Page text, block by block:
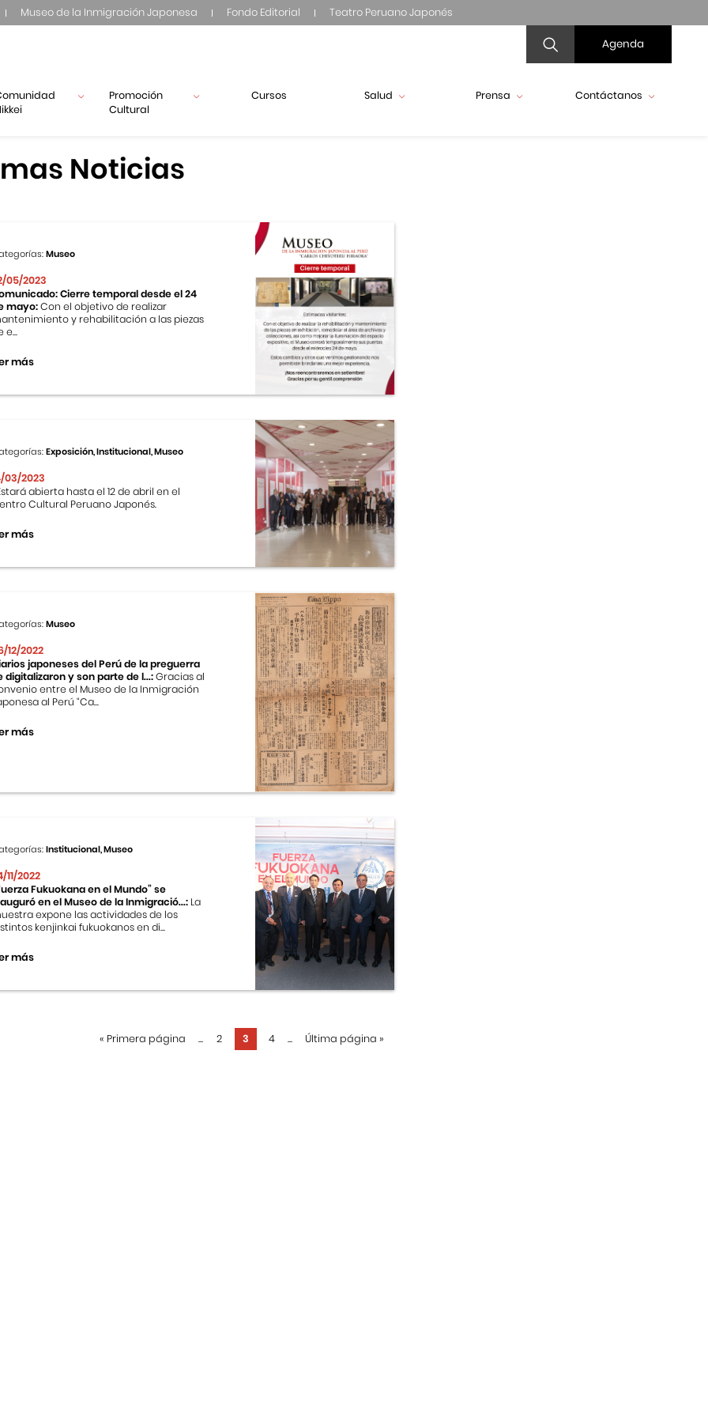
Museo de la Inmigración Japonesa Fondo Editorial Teatro Peruano Japonés
Agenda
Promoción
Cultural
Cursos Salud Prensa Contáctanos
Noticias
Museo
05/2023
Cierre temporal desde el 24
mayo:Con el objetivo de realizar
y rehabilitación a las piezas
e...
más
Exposición, Institucional, Museo
03/2023
abierta hasta el 12 de abril en el
Cultural Peruano Japonés.
más
Museo
12/2022
japoneses del Perú de la preguerra
digitalizaron y son parte de l...:Gracias al
entre el Museo de la Inmigración
al Perú “Ca...
más
Institucional, Museo
11/2022
Fukuokana en el Mundo” se
en el Museo de la Inmigració...: La
expone las actividades de los
kenjinkai fukuokanos en di...
más
« Primera página ... 2 3 4 ... Última página »